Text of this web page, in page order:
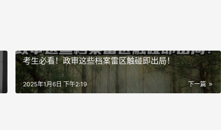
考生必看！政审这些档案雷区触碰即出局！
下一篇
2025年1月6日 下午2:19